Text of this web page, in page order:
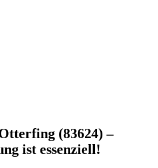
(83624) –
ist essenziell!